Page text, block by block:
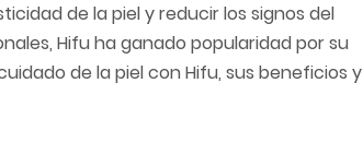
de la piel y reducir los signos del
Hifu ha ganado popularidad por su
de la piel con Hifu, sus beneficios y